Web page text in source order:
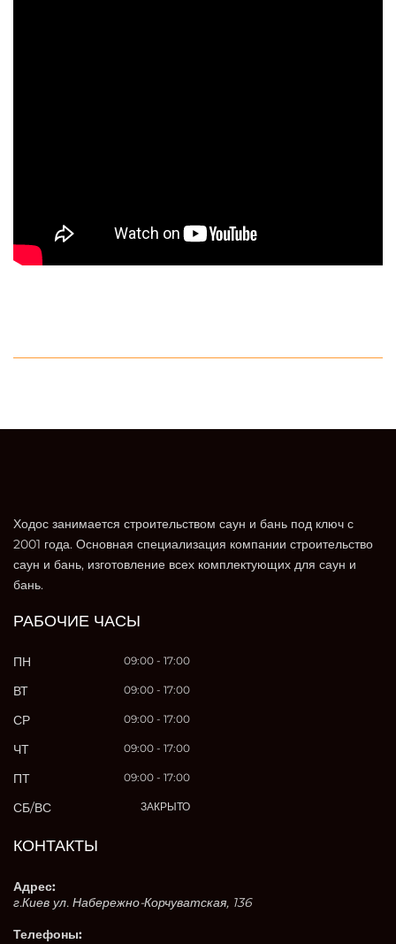
Ходос занимается строительством саун и бань под ключ с
2001 года. Основная специализация компании строительство
саун и бань, изготовление всех комплектующих для саун и
бань.
РАБОЧИЕ ЧАСЫ
ПН 09:00 - 17:00
ВТ 09:00 - 17:00
СР 09:00 - 17:00
ЧТ 09:00 - 17:00
ПТ 09:00 - 17:00
СБ/ВС ЗАКРЫТО
КОНТАКТЫ
Адрес:
г.Киев ул. Набережно-Корчуватская, 136
Телефоны: